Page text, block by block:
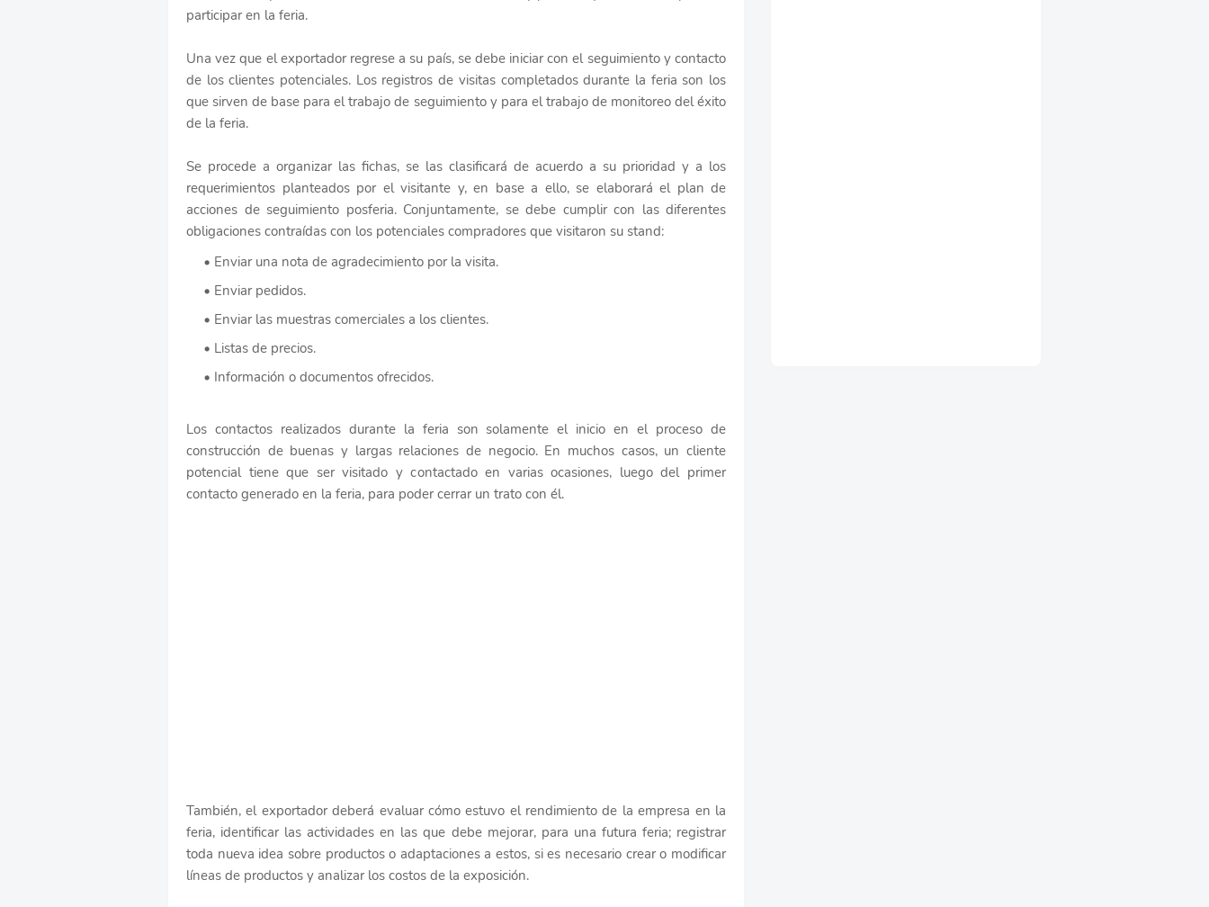
participar en la feria.
Una vez que el exportador regrese a su país, se debe iniciar con el seguimiento y contacto
de los clientes potenciales. Los registros de visitas completados durante la feria son los
que sirven de base para el trabajo de seguimiento y para el trabajo de monitoreo del éxito
de la feria.
Se procede a organizar las fichas, se las clasificará de acuerdo a su prioridad y a los
requerimientos planteados por el visitante y, en base a ello, se elaborará el plan de
acciones de seguimiento posferia. Conjuntamente, se debe cumplir con las diferentes
obligaciones contraídas con los potenciales compradores que visitaron su stand:
Enviar una nota de agradecimiento por la visita.
Enviar pedidos.
Enviar las muestras comerciales a los clientes.
Listas de precios.
Información o documentos ofrecidos.
Los contactos realizados durante la feria son solamente el inicio en el proceso de
construcción de buenas y largas relaciones de negocio. En muchos casos, un cliente
potencial tiene que ser visitado y contactado en varias ocasiones, luego del primer
contacto generado en la feria, para poder cerrar un trato con él.
También, el exportador deberá evaluar cómo estuvo el rendimiento de la empresa en la
feria, identificar las actividades en las que debe mejorar, para una futura feria; registrar
toda nueva idea sobre productos o adaptaciones a estos, si es necesario crear o modificar
líneas de productos y analizar los costos de la exposición.